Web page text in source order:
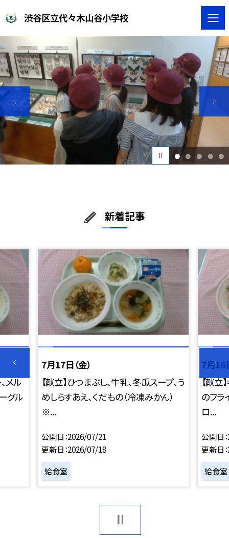
渋谷区立代々木山谷小学校
1 2 3 4 5
新着記事
メル
グル
7月17日（金）
【献立】ひつまぶし、牛乳、冬瓜スープ、う
めしらすあえ、くだもの（冷凍みかん）
※...
公開日 2026/07/21
更新日 2026/07/18
給食室
7月16
【献立
のフラ
ロ...
公開日
更新日
給食室